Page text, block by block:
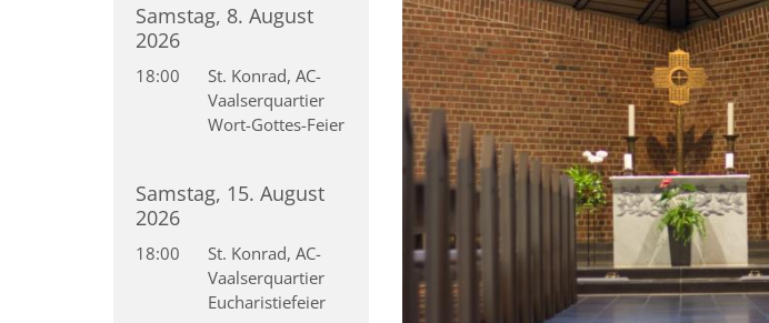
Samstag, 8. August
2026
18:00
St. Konrad, AC-
Vaalserquartier
Wort-Gottes-Feier
Samstag, 15. August
2026
18:00
St. Konrad, AC-
Vaalserquartier
Eucharistiefeier